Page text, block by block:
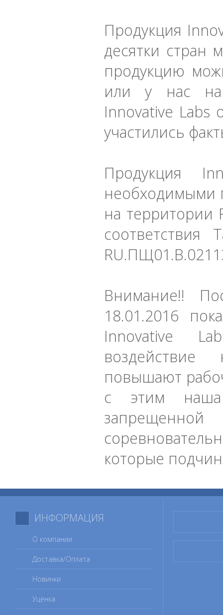
Продукция
десятки стран
продукцию
или у нас на
Innovative Labs
участились
Продукция
необходимыми
на территории
Внимание!!
18.01.2016
Innovative
повышают
с этим наша
которые
ИНФОРМАЦИЯ
О компании
Доставка/Оплата
Новинки
Уценка